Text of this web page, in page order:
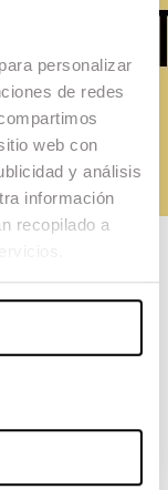
personalizar
de redes
web con
y análisis
información
recopilado a
/ Experimental /
propi del
· 2020 / 2020 /
Hajar